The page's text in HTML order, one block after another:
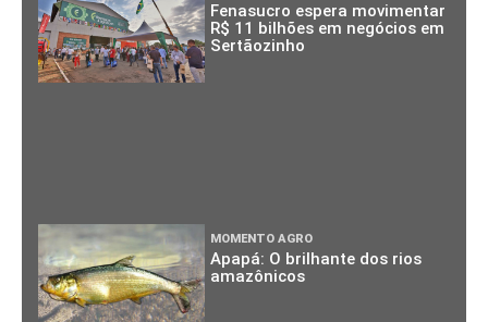
Fenasucro espera movimentar
R$ 11 bilhões em negócios em
Sertãozinho
MOMENTO AGRO
Apapá: O brilhante dos rios
amazônicos